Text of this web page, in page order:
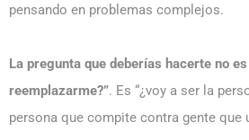
pensando en problemas complejos.
La pregunta que deberías hacerte no es
reemplazarme?”. Es “¿voy a ser la
persona que compite contra gente que